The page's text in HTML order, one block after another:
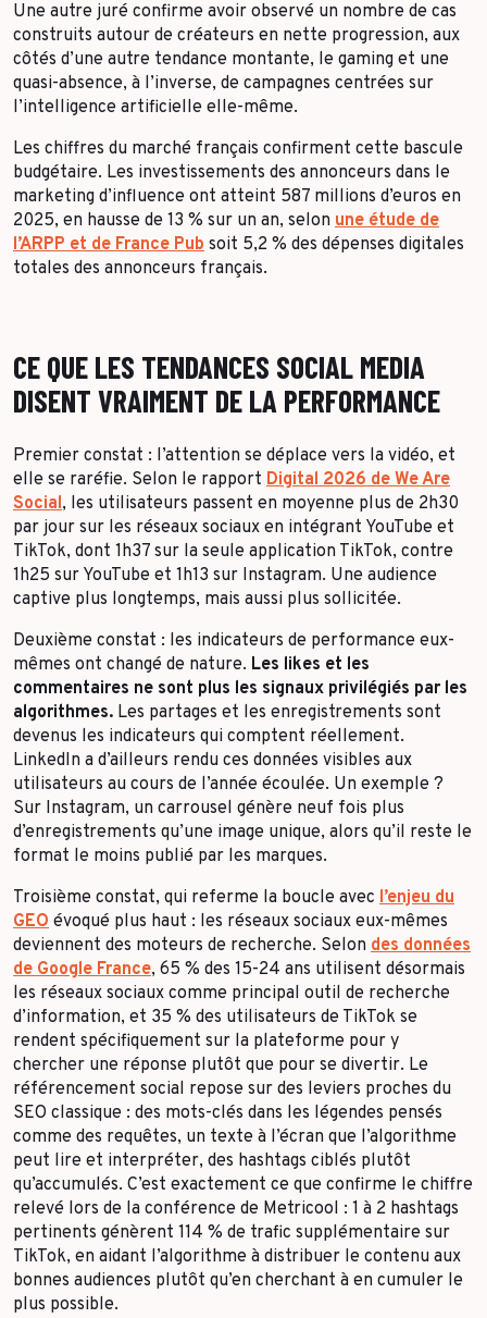
Une autre juré confirme avoir observé un nombre de cas
construits autour de créateurs en nette progression, aux
côtés d’une autre tendance montante, le gaming et une
quasi-absence, à l’inverse, de campagnes centrées sur
l’intelligence artificielle elle-même.
Les chiffres du marché français confirment cette bascule
budgétaire. Les investissements des annonceurs dans le
marketing d’influence ont atteint 587 millions d’euros en
2025, en hausse de 13 % sur un an, selon une étude de
l’ARPP et de France Pub soit 5,2 % des dépenses digitales
totales des annonceurs français.
CE QUE LES TENDANCES SOCIAL MEDIA
DISENT VRAIMENT DE LA PERFORMANCE
Premier constat : l’attention se déplace vers la vidéo, et
elle se raréfie. Selon le rapport Digital 2026 de We Are
Social, les utilisateurs passent en moyenne plus de 2h30
par jour sur les réseaux sociaux en intégrant YouTube et
TikTok, dont 1h37 sur la seule application TikTok, contre
1h25 sur YouTube et 1h13 sur Instagram. Une audience
captive plus longtemps, mais aussi plus sollicitée.
Deuxième constat : les indicateurs de performance eux-
mêmes ont changé de nature. Les likes et les
commentaires ne sont plus les signaux privilégiés par les
algorithmes. Les partages et les enregistrements sont
devenus les indicateurs qui comptent réellement.
LinkedIn a d’ailleurs rendu ces données visibles aux
utilisateurs au cours de l’année écoulée. Un exemple ?
Sur Instagram, un carrousel génère neuf fois plus
d’enregistrements qu’une image unique, alors qu’il reste le
format le moins publié par les marques.
Troisième constat, qui referme la boucle avec l’enjeu du
GEO évoqué plus haut : les réseaux sociaux eux-mêmes
deviennent des moteurs de recherche. Selon des données
de Google France, 65 % des 15-24 ans utilisent désormais
les réseaux sociaux comme principal outil de recherche
d’information, et 35 % des utilisateurs de TikTok se
rendent spécifiquement sur la plateforme pour y
chercher une réponse plutôt que pour se divertir. Le
référencement social repose sur des leviers proches du
SEO classique : des mots-clés dans les légendes pensés
comme des requêtes, un texte à l’écran que l’algorithme
peut lire et interpréter, des hashtags ciblés plutôt
qu’accumulés. C’est exactement ce que confirme le chiffre
relevé lors de la conférence de Metricool : 1 à 2 hashtags
pertinents génèrent 114 % de trafic supplémentaire sur
TikTok, en aidant l’algorithme à distribuer le contenu aux
bonnes audiences plutôt qu’en cherchant à en cumuler le
plus possible.